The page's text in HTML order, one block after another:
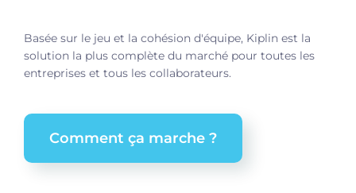
Basée sur le jeu et la cohésion d'équipe, Kiplin est la
solution la plus complète du marché pour toutes les
entreprises et tous les collaborateurs.
Comment ça marche ?